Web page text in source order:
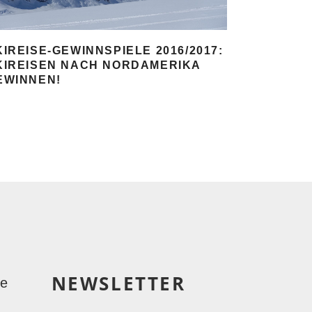
GEWINNSPIELE 2016/2017:
NACH NORDAMERIKA
NEWSLETTER